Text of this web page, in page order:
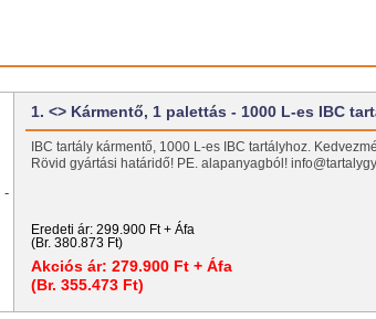
1. <> Kármentő, 1 palettás - 1000 L-es IBC
IBC tartály kármentő, 1000 L-es IBC tartályhoz.
Rövid gyártási határidő! PE. alapanyagból!
Eredeti ár: 299.900 Ft + Áfa
(Br. 380.873 Ft)
Akciós ár: 279.900 Ft + Áfa
(Br. 355.473 Ft)